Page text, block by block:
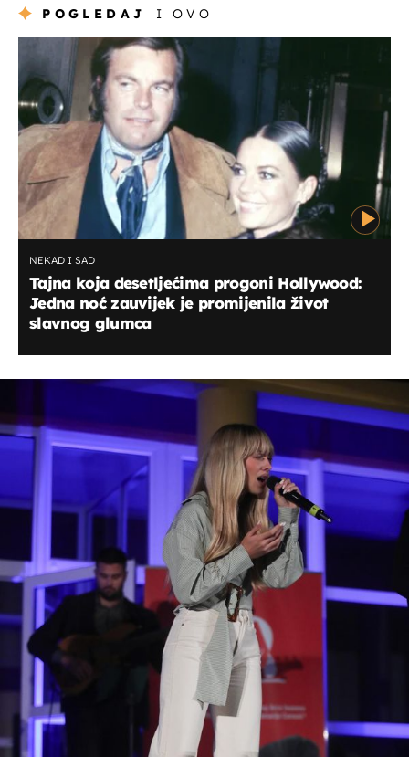
POGLEDAJ I OVO
NEKAD I SAD
Tajna koja desetljećima progoni Hollywood:
Jedna noć zauvijek je promijenila život
slavnog glumca